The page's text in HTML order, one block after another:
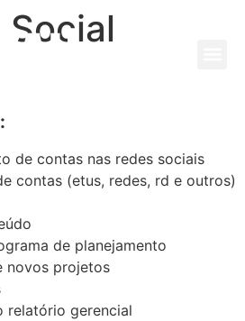
Social
de contas nas redes sociais
contas (etus, redes, rd e outros)
de planejamento
novos projetos
relatório gerencial